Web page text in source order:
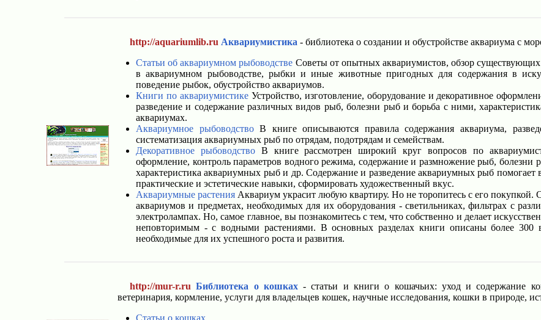
http://aquariumlib.ru Аквариумистика - библиотека о создании и обустройстве аквариума с
Статьи об аквариумном рыбоводстве Советы от опытных аквариумистов, обзор
в аквариумном рыбоводстве, рыбки и иные животные пригодных для содержания в
поведение рыбок, обустройство аквариумов.
Книги по аквариумистикеУстройство, изготовление, оборудование и декоративное
разведение и содержание различных видов рыб, болезни рыб и борьба с ними,
аквариумах.
Аквариумное рыбоводствоВ книге описываются правила содержания аквариума,
систематизация аквариумных рыб по отрядам, подотрядам и семействам.
Декоративное рыбоводствоВ книге рассмотрен широкий круг вопросов по
оформление, контроль параметров водного режима, содержание и размножение рыб,
характеристика аквариумных рыб и др. Содержание и разведение аквариумных рыб помогает
практические и эстетические навыки, сформировать художественный вкус.
Аквариумные растения Аквариум украсит любую квартиру. Но не торопитесь с его покупкой.
аквариумов и предметах, необходимых для их оборудования - светильниках, фильтрах с
электролампах. Но, самое главное, вы познакомитесь с тем, что собственно и делает
неповторимым - с водными растениями. В основных разделах книги описаны более 300
необходимые для их успешного роста и развития.
http://mur-r.ru Библиотека о кошках- статьи и книги о кошачьих: уход и содержание
ветеринария, кормление, услуги для владельцев кошек, научные исследования, кошки в природе,
Статьи о кошках